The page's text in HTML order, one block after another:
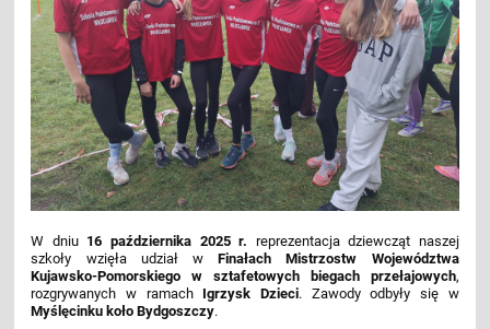
W dniu 16 października 2025 r. reprezentacja dziewcząt naszej
szkoły wzięła udział wFinałach Mistrzostw Województwa
Kujawsko-Pomorskiego w sztafetowych biegach przełajowych,
rozgrywanych w ramach Igrzysk Dzieci. Zawody odbyły się w
Myślęcinku koło Bydgoszczy.